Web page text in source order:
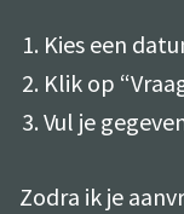
Kies een
Klik op
Vul je
Zodra ik je